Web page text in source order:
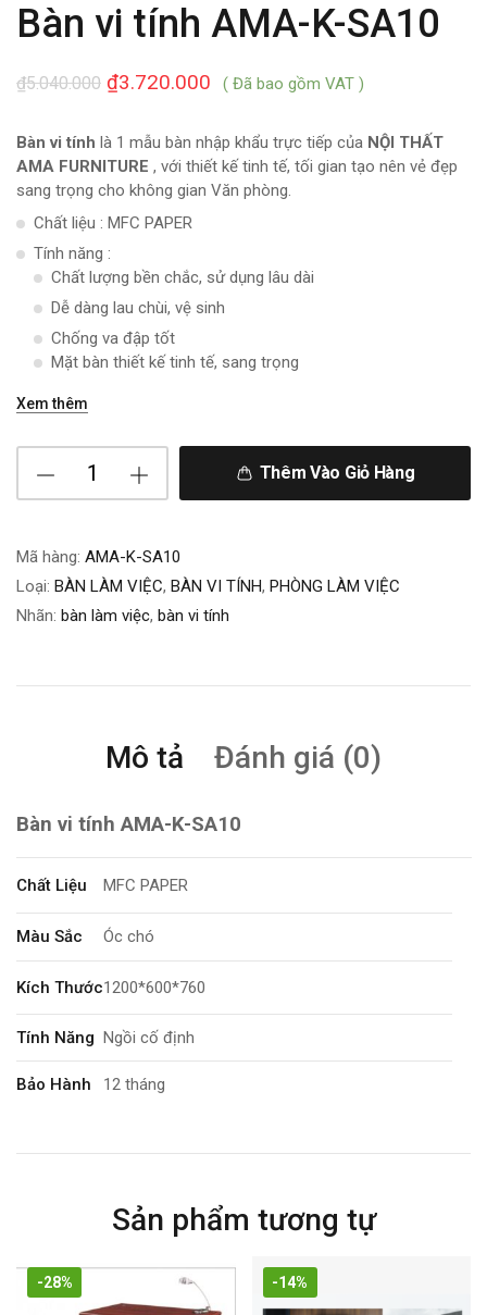
Bàn vi tính AMA-K-SA10
5.040.000
₫ 3.720.000
₫ ( Đã bao gồm VAT )
Bàn vi tính là 1 mẫu bàn nhập khẩu trực tiếp của NỘI THẤT
AMA FURNITURE , với thiết kế tinh tế, tối gian tạo nên vẻ đẹp
sang trọng cho không gian Văn phòng.
Chất liệu : MFC PAPER
Tính năng :
Chất lượng bền chắc, sử dụng lâu dài
Dễ dàng lau chùi, vệ sinh
Chống va đập tốt
Mặt bàn thiết kế tinh tế, sang trọng
Xem thêm
Thêm Vào Giỏ Hàng
Mã hàng: AMA-K-SA10
Loại: BÀN LÀM VIỆC, BÀN VI TÍNH, PHÒNG LÀM VIỆC
Nhãn: bàn làm việc, bàn vi tính
Mô tả Đánh giá (0)
Bàn vi tính AMA-K-SA10
Chất Liệu MFC PAPER
Màu Sắc Óc chó
Kích Thước1200*600*760
Tính Năng Ngồi cố định
Bảo Hành 12 tháng
Sản phẩm tương tự
-28% -14%